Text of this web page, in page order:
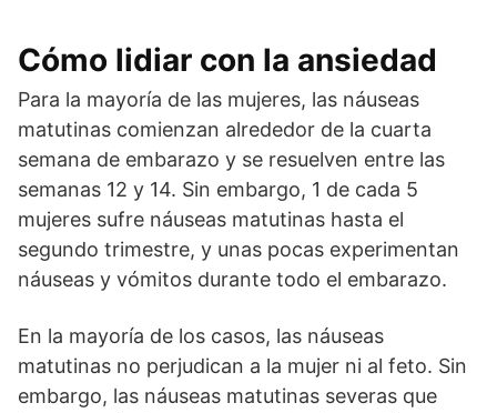
Cómo lidiar con la ansiedad
Para la mayoría de las mujeres, las náuseas
matutinas comienzan alrededor de la cuarta
semana de embarazo y se resuelven entre las
semanas 12 y 14. Sin embargo, 1 de cada 5
mujeres sufre náuseas matutinas hasta el
segundo trimestre, y unas pocas experimentan
náuseas y vómitos durante todo el embarazo.
En la mayoría de los casos, las náuseas
matutinas no perjudican a la mujer ni al feto. Sin
embargo, las náuseas matutinas severas que